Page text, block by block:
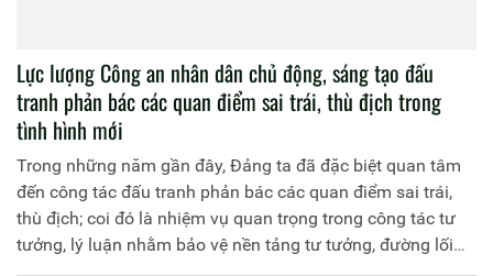
Lực lượng Công an nhân dân chủ động, sáng tạo đấu
tranh phản bác các quan điểm sai trái, thù địch trong
tình hình mới
Trong những năm gần đây, Đảng ta đã đặc biệt quan tâm
đến công tác đấu tranh phản bác các quan điểm sai trái,
thù địch; coi đó là nhiệm vụ quan trọng trong công tác tư
tưởng, lý luận nhằm bảo vệ nền tảng tư tưởng, đường lối
lãnh đạo của Đảng. Nghị quyết số 35-NQ/TW ngày